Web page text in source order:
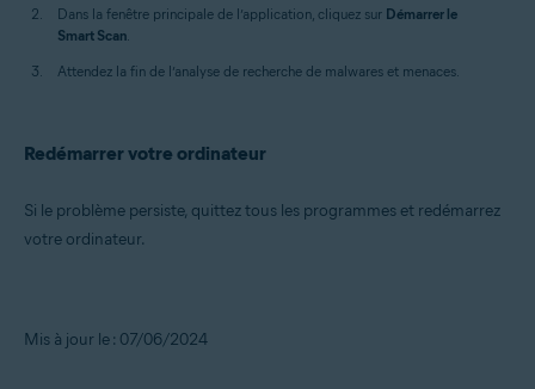
Dans la fenêtre principale de l’application, cliquez sur Démarrer le
Smart Scan.
Attendez la fin de l’analyse de recherche de malwares et menaces.
Redémarrer votre ordinateur
Si le problème persiste, quittez tous les programmes et redémarrez
votre ordinateur.
Mis à jour le : 07/06/2024